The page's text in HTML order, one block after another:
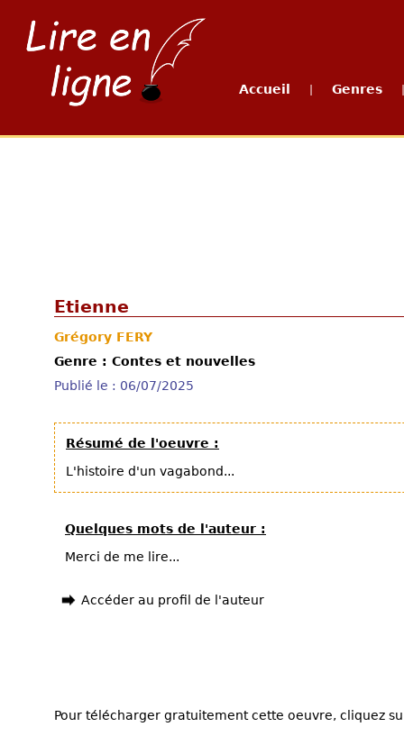
Accueil Genres
Etienne
Grégory FERY
Genre : Contes et nouvelles
Publié le : 06/07/2025
Résumé de l'oeuvre :
L'histoire d'un vagabond...
Quelques mots de l'auteur :
Merci de me lire...
Accéder au profil de l'auteur
Pour télécharger gratuitement cette oeuvre, cliquez